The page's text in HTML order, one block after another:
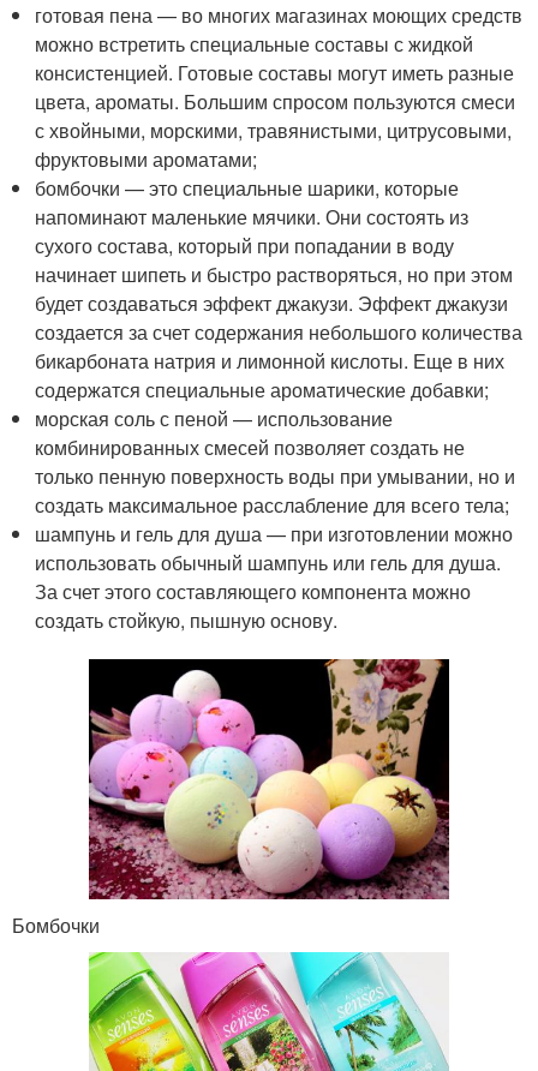
готовая пена — во многих магазинах моющих средств
можно встретить специальные составы с жидкой
консистенцией. Готовые составы могут иметь разные
цвета, ароматы. Большим спросом пользуются смеси
с хвойными, морскими, травянистыми, цитрусовыми,
фруктовыми ароматами;
бомбочки — это специальные шарики, которые
напоминают маленькие мячики. Они состоять из
сухого состава, который при попадании в воду
начинает шипеть и быстро растворяться, но при этом
будет создаваться эффект джакузи. Эффект джакузи
создается за счет содержания небольшого количества
бикарбоната натрия и лимонной кислоты. Еще в них
содержатся специальные ароматические добавки;
морская соль с пеной — использование
комбинированных смесей позволяет создать не
только пенную поверхность воды при умывании, но и
создать максимальное расслабление для всего тела;
шампунь и гель для душа — при изготовлении можно
использовать обычный шампунь или гель для душа.
За счет этого составляющего компонента можно
создать стойкую, пышную основу.
Бомбочки